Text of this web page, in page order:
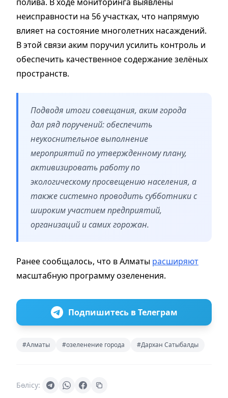
неисправности на 56 участках, что напрямую
влияет на состояние многолетних насаждений.
В этой связи аким поручил усилить контроль и
обеспечить качественное содержание зелёных
пространств.
Подводя итоги совещания, аким города
дал ряд поручений: обеспечить
неукоснительное выполнение
мероприятий по утвержденному плану,
активизировать работу по
экологическому просвещению населения, а
также системно проводить субботники с
широким участием предприятий,
организаций и самих горожан.
Ранее сообщалось, что в Алматы расширяют
масштабную программу озеленения.
Подпишитесь в Телеграм
#Алматы #озеленение города #Дархан Сатыбалды
Бөлісу: